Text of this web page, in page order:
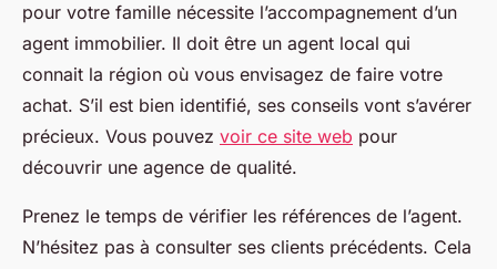
pour votre famille nécessite l’accompagnement d’un
agent immobilier. Il doit être un agent local qui
connait la région où vous envisagez de faire votre
achat. S’il est bien identifié, ses conseils vont s’avérer
précieux. Vous pouvez voir ce site web pour
découvrir une agence de qualité.
Prenez le temps de vérifier les références de l’agent.
N’hésitez pas à consulter ses clients précédents. Cela